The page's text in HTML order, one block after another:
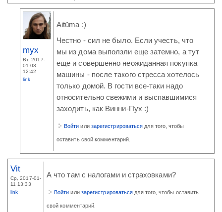
myx
Вт, 2017-
01-03
12:42
link
Aitüma :)
Честно - сил не было. Если учесть, что
мы из дома выползли еще затемно, а тут
еще и совершенно неожиданная покупка
машины - после такого стресса хотелось
только домой. В гости все-таки надо
относительно свежими и выспавшимися
заходить, как Винни-Пух :)
Войти или зарегистрироваться для того, чтобы
оставить свой комментарий.
Vit
Ср, 2017-01-
11 13:33
link
А что там с налогами и страховками?
Войти или зарегистрироваться для того, чтобы оставить
свой комментарий.